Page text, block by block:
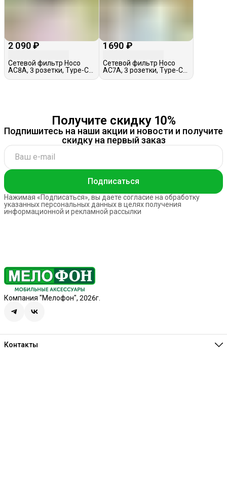
2 090 ₽
Сетевой фильтр Hoco
AC8A, 3 розетки, Type-C+
1 690 ₽
Сетевой фильтр Hoco
AC7A, 3 розетки, Type-C+
Получите скидку 10%
Подпишитесь на наши акции и новости и получите
скидку на первый заказ
Подписаться
Нажимая «Подписаться», вы даете согласие на обработку
указанных персональных данных в целях получения
информационной и рекламной рассылки
Компания "Мелофон", 2026г.
Контакты